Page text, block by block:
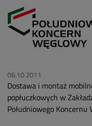
06.10.2011
Dostawa i montaż
popłuczkowych w
Południowego Koncernu